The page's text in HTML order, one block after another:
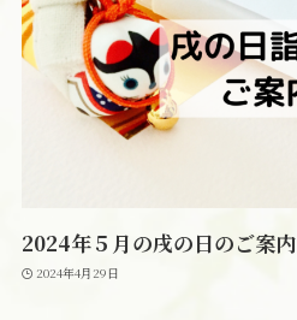
2024年５月の戌の日のご案内
2024年4月29日